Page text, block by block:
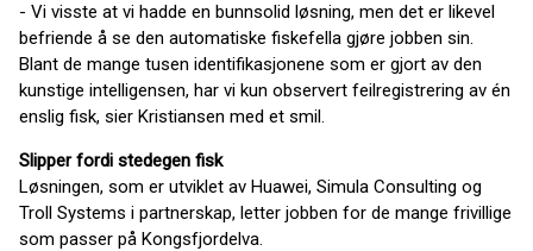
- Vi visste at vi hadde en bunnsolid løsning, men det er likevel
befriende å se den automatiske fiskefella gjøre jobben sin.
Blant de mange tusen identifikasjonene som er gjort av den
kunstige intelligensen, har vi kun observert feilregistrering av én
enslig fisk, sier Kristiansen med et smil.
Slipper fordi stedegen fisk
Løsningen, som er utviklet av Huawei, Simula Consulting og
Troll Systems i partnerskap, letter jobben for de mange frivillige
som passer på Kongsfjordelva.